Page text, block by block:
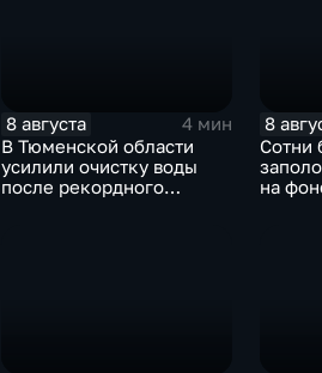
8 августа
4 мин
В Тюменской области
усилили очистку воды
после рекордного
8
Сотни
на